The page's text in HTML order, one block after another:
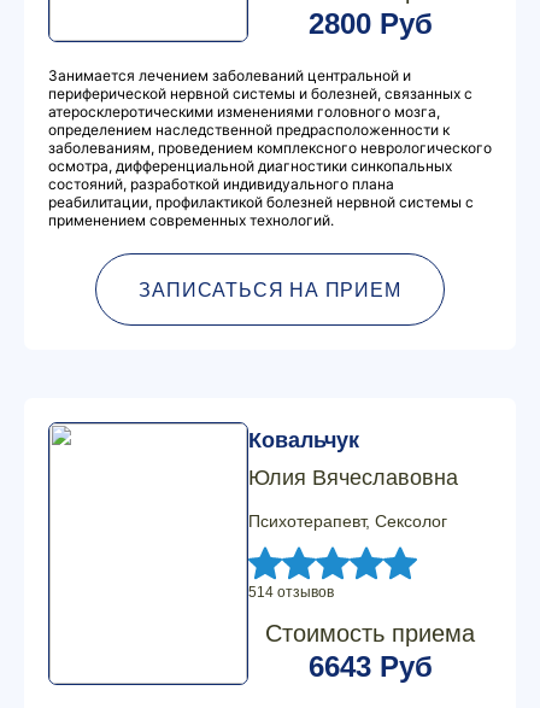
2800 Руб
Занимается лечением заболеваний центральной и
периферической нервной системы и болезней, связанных с
атеросклеротическими изменениями головного мозга,
определением наследственной предрасположенности к
заболеваниям, проведением комплексного неврологического
осмотра, дифференциальной диагностики синкопальных
состояний, разработкой индивидуального плана
реабилитации, профилактикой болезней нервной системы с
применением современных технологий.
ЗАПИСАТЬСЯ НА ПРИЕМ
Ковальчук
Юлия Вячеславовна
Психотерапевт, Сексолог
514 отзывов
Стоимость приема
6643 Руб